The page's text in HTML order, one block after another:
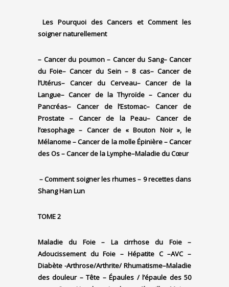
Les Pourquoi des Cancers et Comment les
soigner naturellement
– Cancer du poumon – Cancer du Sang– Cancer
du Foie– Cancer du Sein – 8 cas– Cancer de
l’Utérus– Cancer du Cerveau– Cancer de la
Langue– Cancer de la Thyroïde– Cancer du
Pancréas– Cancer de l’Estomac– Cancer de
Prostate– Cancer de la Peau– Cancer de
l’œsophage– Cancer de « Bouton Noir », le
Mélanome– Cancer de la molle Épinière– Cancer
des Os– Cancer de la Lymphe–Maladie du Cœur
–Comment soigner les rhumes – 9 recettes dans
Shang Han Lun
TOME 2
Maladie du Foie– La cirrhosedu Foie–
Adoucissement du Foie – Hépatite C–AVC–
Diabète -Arthrose/Arthrite/ Rhumatisme–Maladie
des douleur– Tête – Épaules / l’épaule des 50